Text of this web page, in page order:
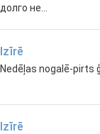
долго не...
Izīrē
Nedēļas nogalē-pirts
Izīrē